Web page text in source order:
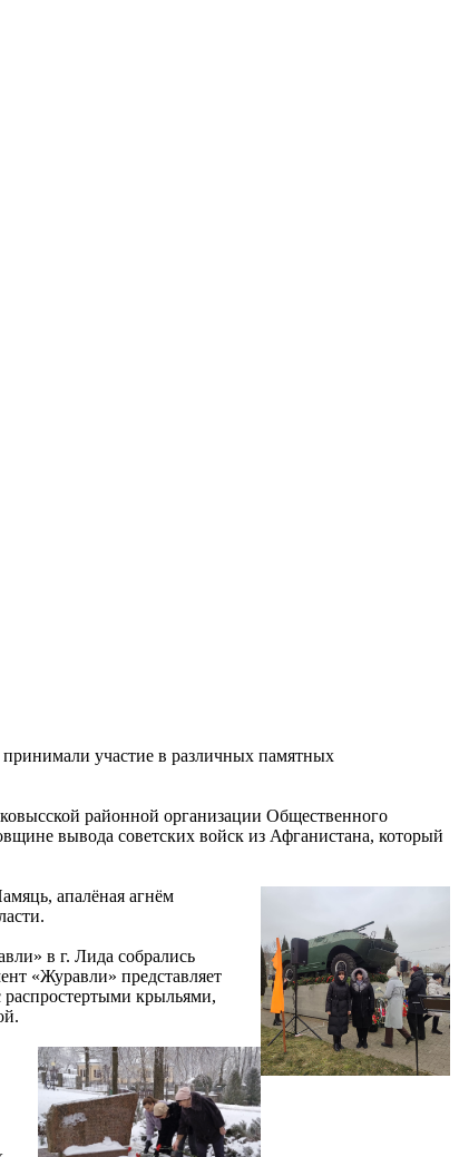
участие в различных памятных
районной организации Общественного
вывода советских войск из Афганистана, который
апалёная агнём
в г. Лида собрались
«Журавли» представляет
крыльями,